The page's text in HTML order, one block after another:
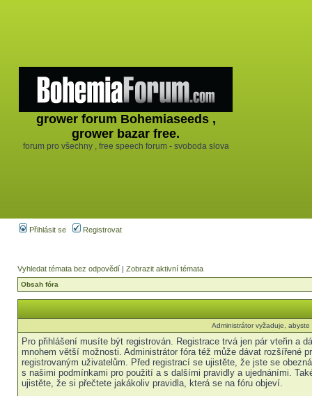
grower forum Bohemiaseeds ,
grower bazar free.
forum pro všechny , free speech forum - svoboda slova
Přihlásit se Registrovat
Vyhledat témata bez odpovědí | Zobrazit aktivní témata
Obsah fóra
Administrátor vyžaduje,
Pro přihlášení musíte být registrován. Registrace trvá jen pár vteřin a
mnohem větší možnosti. Administrátor fóra též může dávat rozšířené
registrovaným uživatelům. Před registrací se ujistěte, že jste se
s našimi podmínkami pro použití a s dalšími pravidly a ujednáními.
ujistěte, že si přečtete jakákoliv pravidla, která se na fóru objeví.